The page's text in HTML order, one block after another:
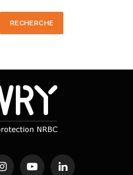
RECHERCHE
InstagramYouTubeLinkedIn